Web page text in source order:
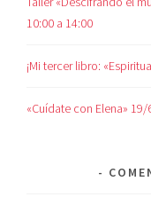
10:00 a 14:00
¡Mi tercer libro:
«Cuídate con Elena»